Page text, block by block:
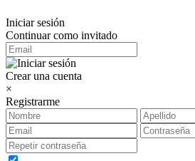
Iniciar sesión
Continuar como invitado
Crear una cuenta
×
Registrarme